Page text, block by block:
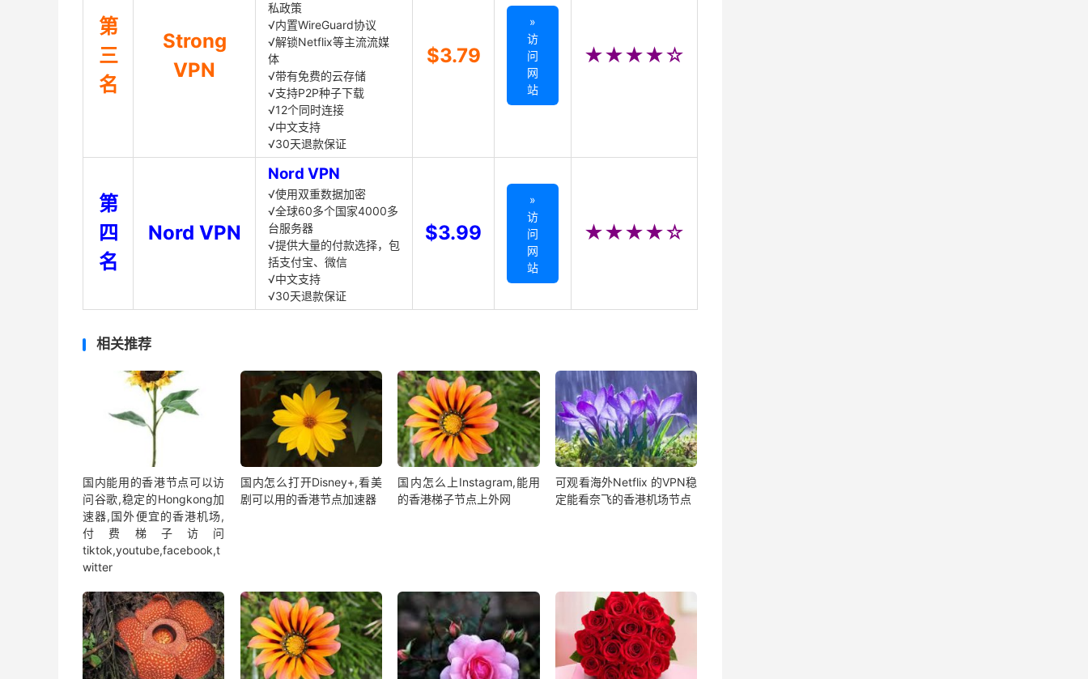
第
三
名
Strong
VPN
私政策
√内置WireGuard协议
√解锁Netflix等主流流媒
体
√带有免费的云存储
√支持P2P种子下载
√12个同时连接
√中文支持
√30天退款保证
$3.79
»
访
问
网
站
★★★★☆
第
四
名
Nord VPN
Nord VPN
√使用双重数据加密
√全球60多个国家4000多
台服务器
√提供大量的付款选择，包
括支付宝、微信
√中文支持
√30天退款保证
$3.99
»
访
问
网
站
★★★★☆
相关推荐
国内能用的香港节点可以访
问谷歌,稳定的Hongkong加
速器,国外便宜的香港机场,
付费梯子访问
tiktok,youtube,facebook,t
witter
国内怎么打开Disney+,看美
剧可以用的香港节点加速器
国内怎么上Instagram,能用
的香港梯子节点上外网
可观看海外Netflix 的VPN稳
定能看奈飞的香港机场节点